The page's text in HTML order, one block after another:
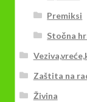
Premiksi
Stočna
Zaštita na
Živina